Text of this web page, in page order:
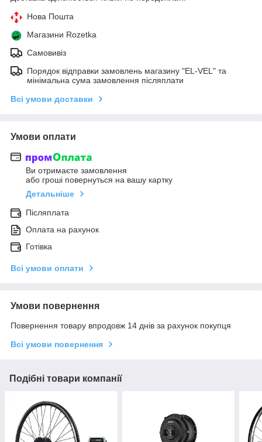
Нова Пошта
Магазини Rozetka
Самовивіз
Порядок відправки замовлень магазину "EL-VEL" та
мінімальна сума замовлення післяплати
Всі умови доставки
Умови оплати
Ви отримаєте замовлення
або гроші повернуться на вашу картку
Детальніше
Післяплата
Оплата на рахунок
Готівка
Всі умови оплати
Умови повернення
Повернення товару впродовж 14 днів за рахунок покупця
Всі умови повернення
Подібні товари компанії